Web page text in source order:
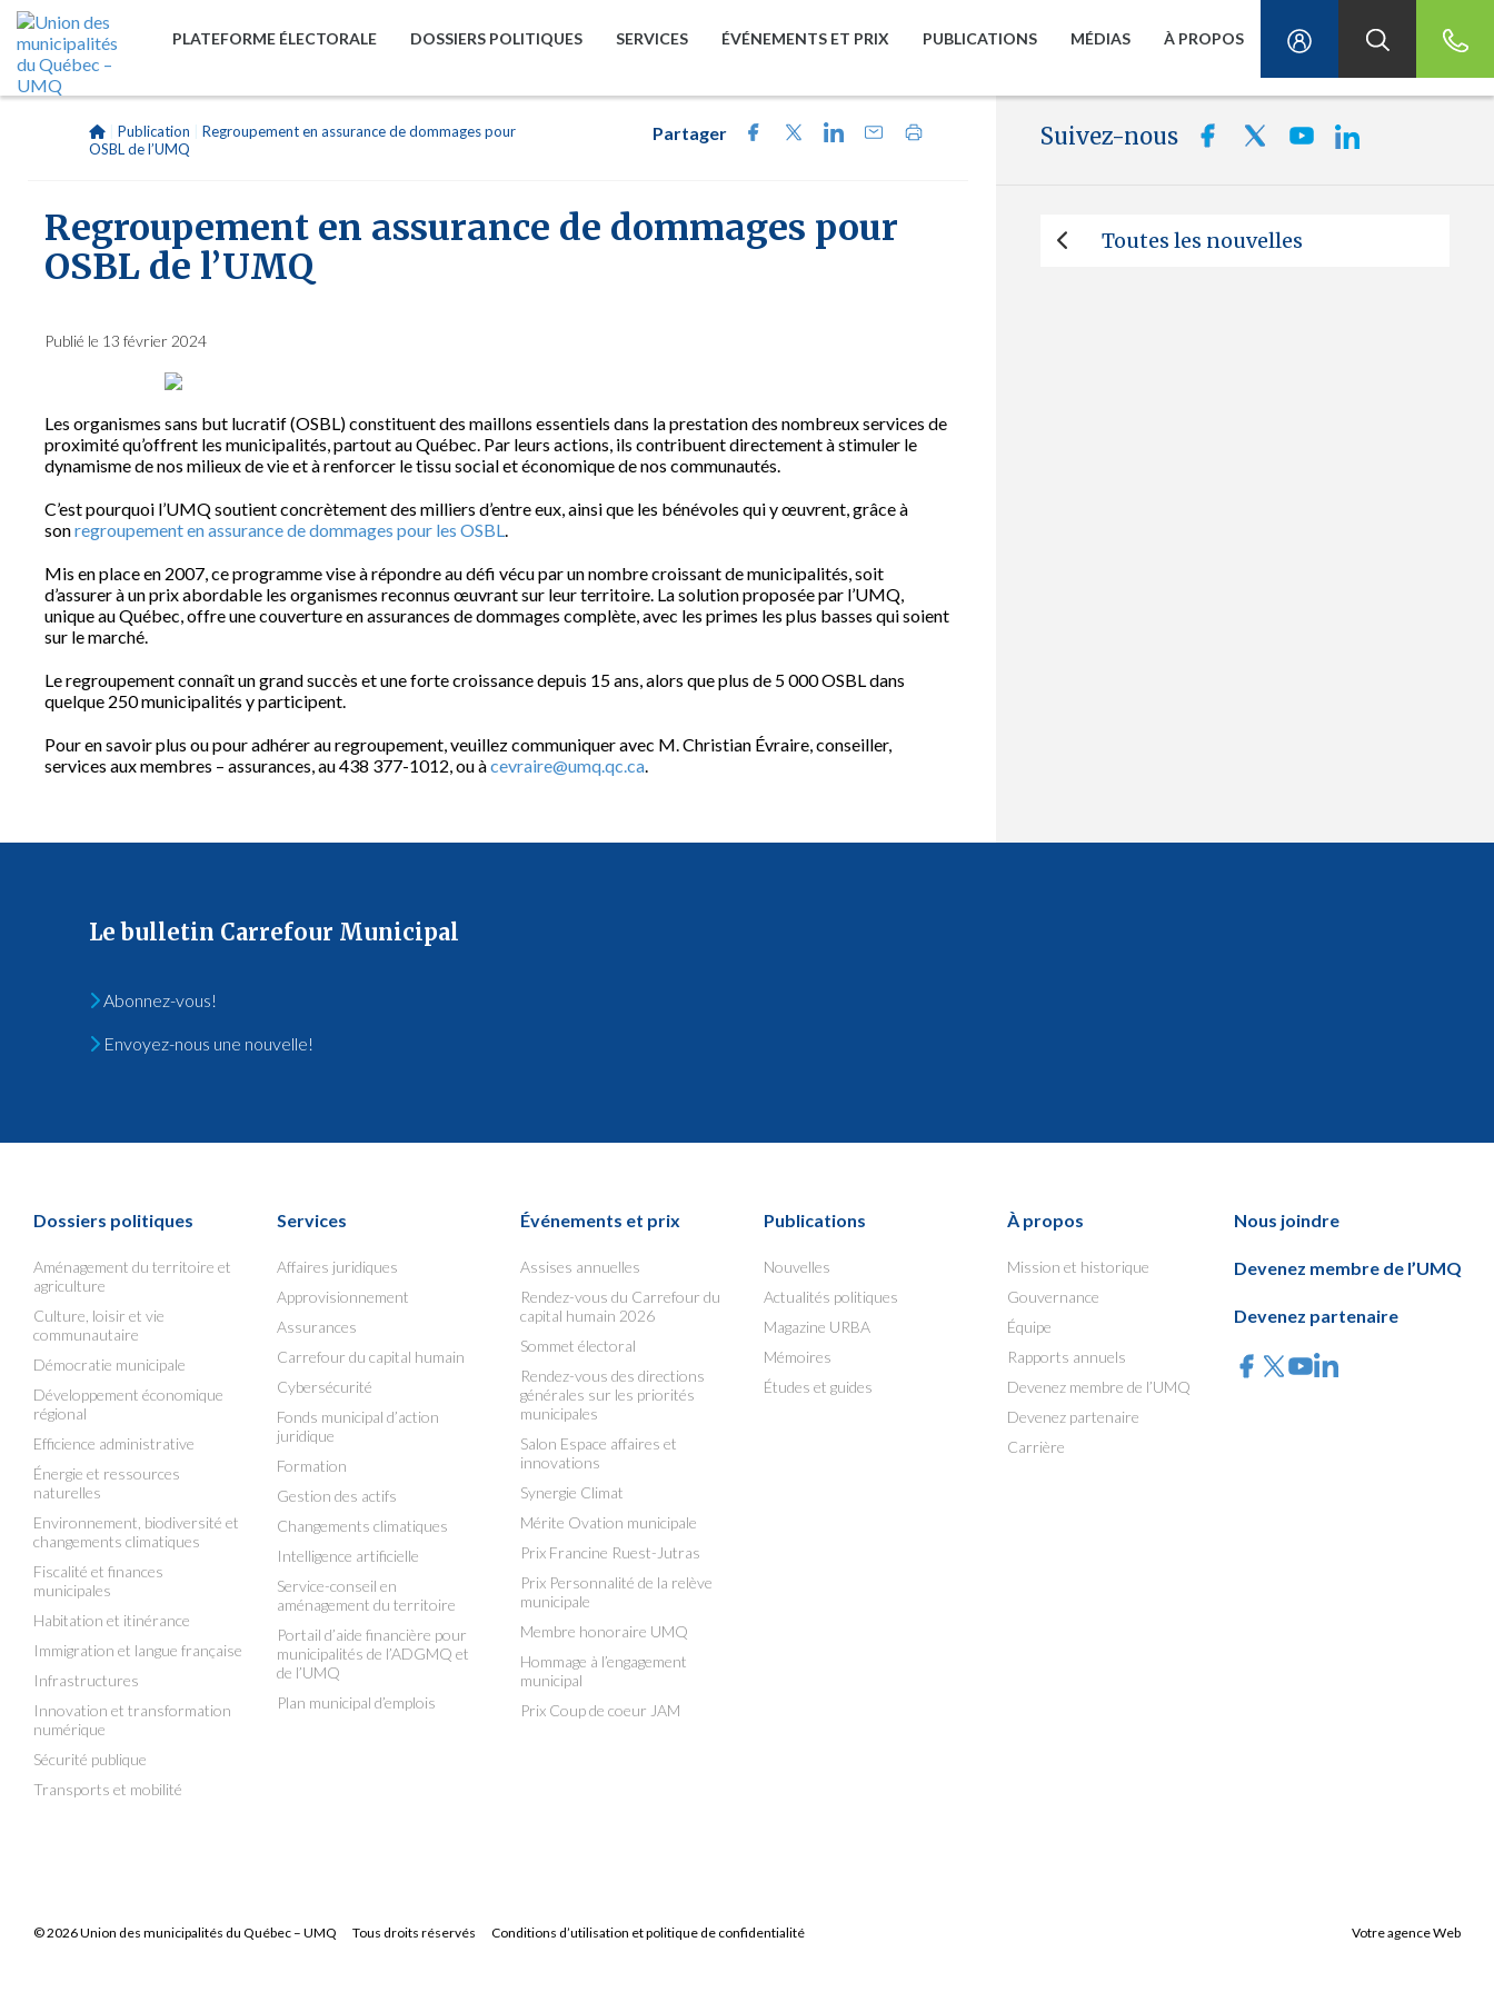
PLATEFORME ÉLECTORALE DOSSIERS POLITIQUES SERVICES ÉVÉNEMENTS ET PRIX PUBLICATIONS MÉDIAS À PROPOS
Publication
Regroupement en assurance de dommages pour
OSBL de l’UMQ
Partager
Regroupement en assurance de dommages pour
OSBL de l’UMQ
Publié le 13 février 2024
Les organismes sans but lucratif (OSBL) constituent des maillons essentiels dans la prestation des nombreux services de
proximité qu’offrent les municipalités, partout au Québec. Par leurs actions, ils contribuent directement à stimuler le
dynamisme de nos milieux de vie et à renforcer le tissu social et économique de nos communautés.
C’est pourquoi l’UMQ soutient concrètement des milliers d’entre eux, ainsi que les bénévoles qui y œuvrent, grâce à
sonregroupement en assurance de dommages pour les OSBL.
Mis en place en 2007, ce programme vise à répondre au défi vécu par un nombre croissant de municipalités, soit
d’assurer à un prix abordable les organismes reconnus œuvrant sur leur territoire. La solution proposée par l’UMQ,
unique au Québec, offre une couverture en assurances de dommages complète, avec les primes les plus basses qui soient
sur le marché.
Le regroupement connaît un grand succès et une forte croissance depuis 15 ans, alors que plus de 5 000 OSBL dans
quelque 250 municipalités y participent.
Pour en savoir plus ou pour adhérer au regroupement, veuillez communiquer avec M. Christian Évraire, conseiller,
services aux membres – assurances, au 438 377-1012, ou àcevraire@umq.qc.ca.
Suivez-nous
Toutes les nouvelles
Le bulletin Carrefour Municipal
Abonnez-vous!
Envoyez-nous une nouvelle!
Dossiers politiques
Aménagement du territoire et
agriculture
Culture, loisir et vie
communautaire
Démocratie municipale
Développement économique
régional
Efficience administrative
Énergie et ressources
naturelles
Environnement, biodiversité et
changements climatiques
Fiscalité et finances
municipales
Habitation et itinérance
Immigration et langue française
Infrastructures
Innovation et transformation
numérique
Sécurité publique
Transports et mobilité
Services
Affaires juridiques
Approvisionnement
Assurances
Carrefour du capital humain
Cybersécurité
Fonds municipal d’action
juridique
Formation
Gestion des actifs
Changements climatiques
Intelligence artificielle
Service-conseil en
aménagement du territoire
Portail d’aide financière pour
municipalités de l’ADGMQ et
de l’UMQ
Plan municipal d’emplois
Événements et prix
Assises annuelles
Rendez-vous du Carrefour du
capital humain 2026
Sommet électoral
Rendez-vous des directions
générales sur les priorités
municipales
Salon Espace affaires et
innovations
Synergie Climat
Mérite Ovation municipale
Prix Francine Ruest-Jutras
Prix Personnalité de la relève
municipale
Membre honoraire UMQ
Hommage à l’engagement
municipal
Prix Coup de coeur JAM
Publications
Nouvelles
Actualités politiques
Magazine URBA
Mémoires
Études et guides
À propos
Mission et historique
Gouvernance
Équipe
Rapports annuels
Devenez membre de l’UMQ
Devenez partenaire
Carrière
Nous joindre
Devenez membre de l’UMQ
Devenez partenaire
© 2026 Union des municipalités du Québec – UMQ Tous droits réservés Conditions d’utilisation et politique de confidentialité Votre agence Web